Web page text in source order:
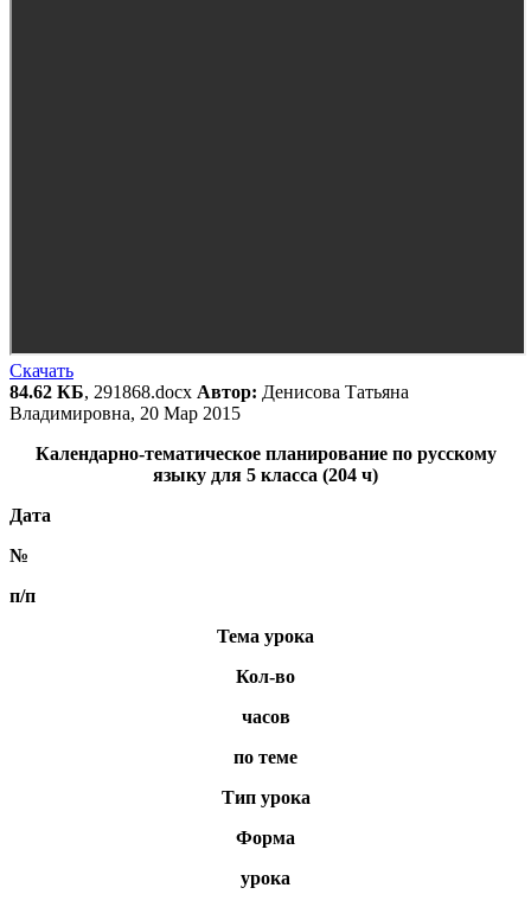
Скачать
84.62 КБ, 291868.docx Автор: Денисова Татьяна
Владимировна, 20 Мар 2015
Календарно-тематическое планирование по русскому
языку для 5 класса (204 ч)
Дата
№
п/п
Тема урока
Кол-во
часов
по теме
Тип урока
Форма
урока